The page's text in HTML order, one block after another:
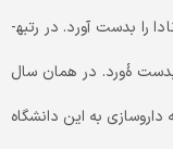
ریپورت 2018، این دانشگاه رتبه 36 جهان و 2 کانادا را بدست آورد. در رتبه­
55 جهان و 4 کانادا را بدست ۀورد. در همان سال
و 4 کانادا را در رشته داروسازی به این دانشگاه